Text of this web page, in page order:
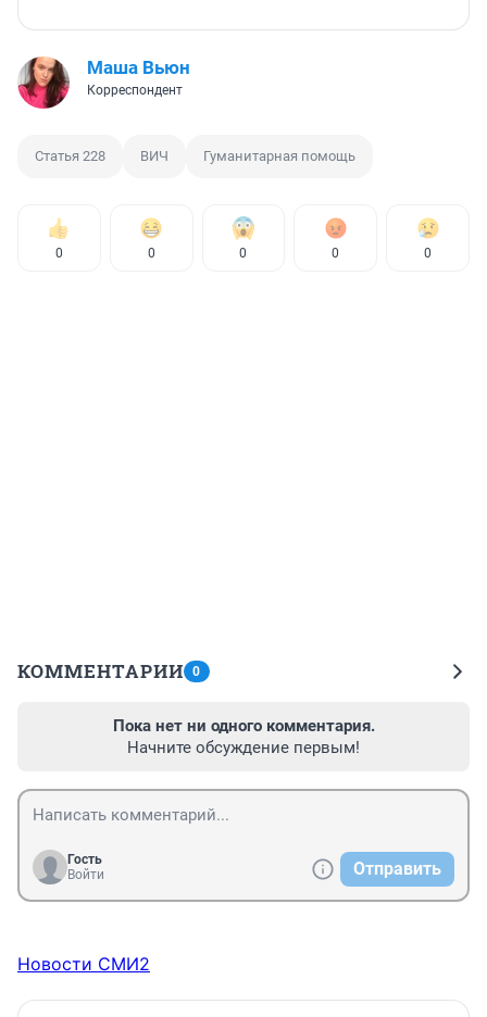
Маша Вьюн
Корреспондент
Статья 228 ВИЧ Гуманитарная помощь
0 0 0 0 0
КОММЕНТАРИИ 0
Пока нет ни одного комментария.
Начните обсуждение первым!
Гость
Войти
Отправить
Новости СМИ2